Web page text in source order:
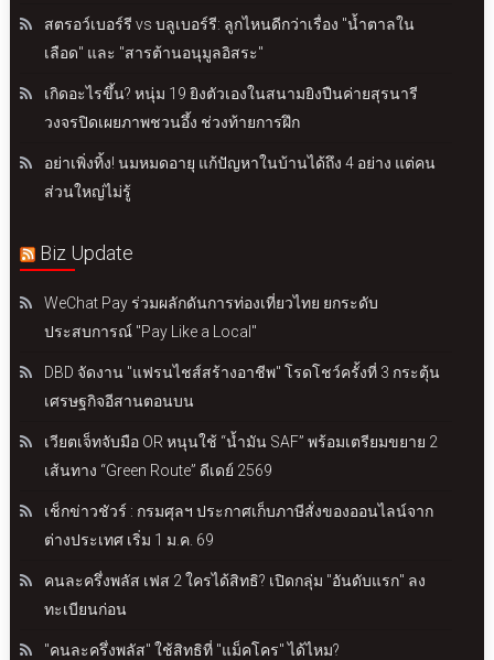
สตรอว์เบอร์รี vs บลูเบอร์รี: ลูกไหนดีกว่าเรื่อง "น้ำตาลใน
เลือด" และ "สารต้านอนุมูลอิสระ"
เกิดอะไรขึ้น? หนุ่ม 19 ยิงตัวเองในสนามยิงปืนค่ายสุรนารี
วงจรปิดเผยภาพชวนอึ้ง ช่วงท้ายการฝึก
อย่าเพิ่งทิ้ง! นมหมดอายุ แก้ปัญหาในบ้านได้ถึง 4 อย่าง แต่คน
ส่วนใหญ่ไม่รู้
Biz Update
WeChat Pay ร่วมผลักดันการท่องเที่ยวไทย ยกระดับ
ประสบการณ์ "Pay Like a Local"
DBD จัดงาน "แฟรนไชส์สร้างอาชีพ" โรดโชว์ครั้งที่ 3 กระตุ้น
เศรษฐกิจอีสานตอนบน
เวียตเจ็ทจับมือ OR หนุนใช้ “น้ำมัน SAF” พร้อมเตรียมขยาย 2
เส้นทาง “Green Route” ดีเดย์ 2569
เช็กข่าวชัวร์ : กรมศุลฯ ประกาศเก็บภาษีสั่งของออนไลน์จาก
ต่างประเทศ เริ่ม 1 ม.ค. 69
คนละครึ่งพลัส เฟส 2 ใครได้สิทธิ? เปิดกลุ่ม "อันดับแรก" ลง
ทะเบียนก่อน
"คนละครึ่งพลัส" ใช้สิทธิที่ "แม็คโคร" ได้ไหม?